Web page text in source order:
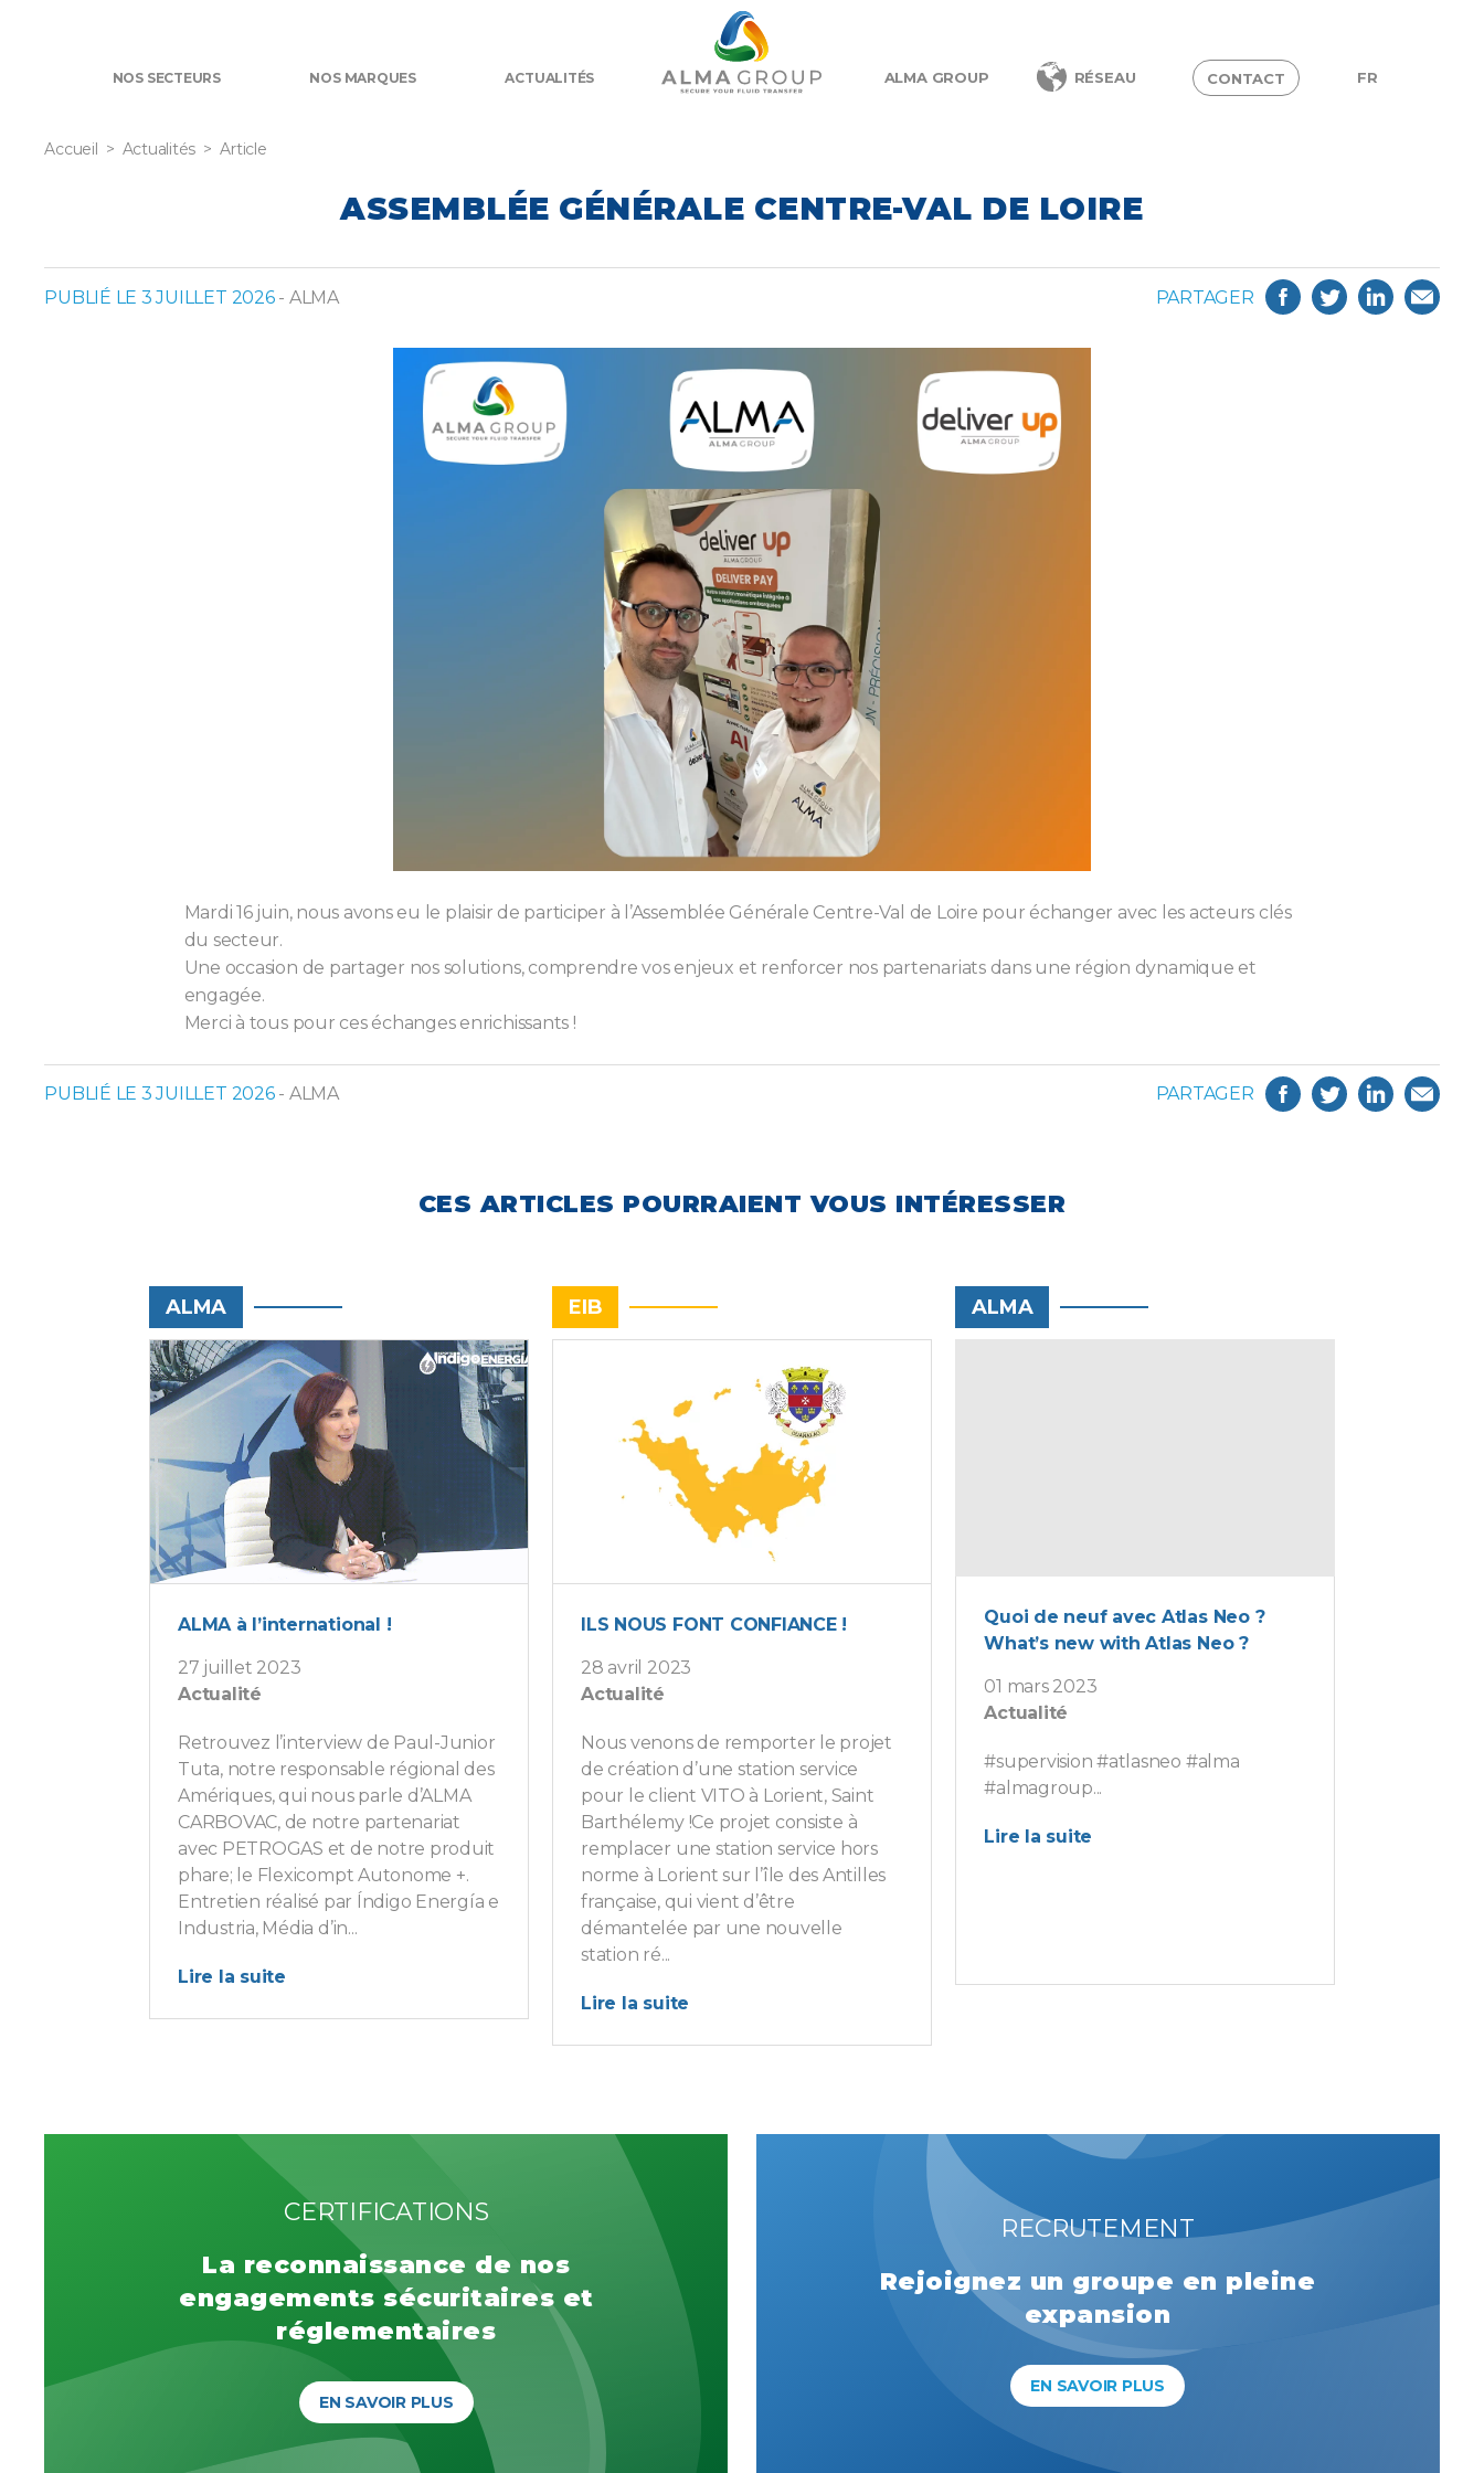
NOS SECTEURS NOS MARQUES ACTUALITÉS ALMA GROUP RÉSEAU CONTACT FR
Accueil Actualités Article
ASSEMBLÉE GÉNÉRALE CENTRE-VAL DE LOIRE
PUBLIÉ LE 3 JUILLET 2026- ALMA PARTAGER
Mardi 16 juin, nous avons eu le plaisir de participer à l’Assemblée Générale Centre-Val de Loire pour échanger avec les acteurs clés
du secteur.
Une occasion de partager nos solutions, comprendre vos enjeux et renforcer nos partenariats dans une région dynamique et
engagée.
Merci à tous pour ces échanges enrichissants !
PUBLIÉ LE 3 JUILLET 2026- ALMA PARTAGER
CES ARTICLES POURRAIENT VOUS INTÉRESSER
ALMA
ALMA à l’international !
27 juillet 2023
Actualité
Retrouvez l’interview de Paul-Junior
Tuta, notre responsable régional des
Amériques, qui nous parle d’ALMA
CARBOVAC, de notre partenariat
avec PETROGAS et de notre produit
phare; le Flexicompt Autonome +.
Entretien réalisé par Índigo Energía e
Industria, Média d’in...
Lire la suite
EIB
ILS NOUS FONT CONFIANCE !
28 avril 2023
Actualité
Nous venons de remporter le projet
de création d’une station service
pour le client VITO à Lorient, Saint
Barthélemy !Ce projet consiste à
remplacer une station service hors
norme à Lorient sur l’île des Antilles
française, qui vient d’être
démantelée par une nouvelle
station ré...
Lire la suite
ALMA
Quoi de neuf avec Atlas Neo ?
What’s new with Atlas Neo ?
01 mars 2023
Actualité
#supervision #atlasneo #alma
#almagroup...
Lire la suite
CERTIFICATIONS
La reconnaissance de nos
engagements sécuritaires et
réglementaires
EN SAVOIR PLUS
RECRUTEMENT
Rejoignez un groupe en pleine
expansion
EN SAVOIR PLUS